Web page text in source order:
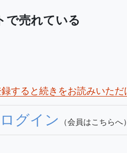
で売れている
すると続きをお読みいただ
ログイン （会員はこちらへ）